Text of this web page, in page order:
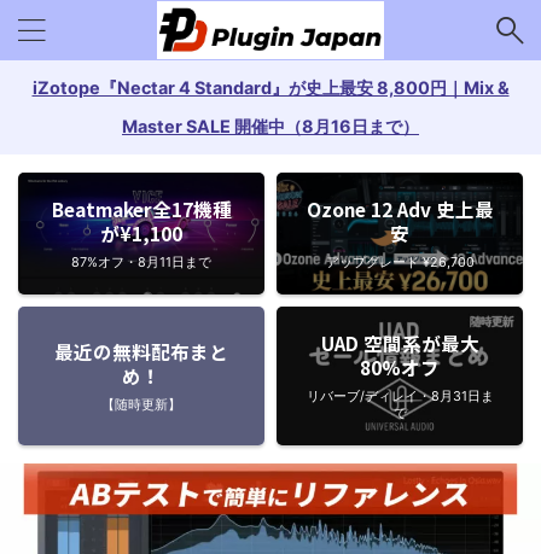
iZotope『Nectar 4 Standard』が史上最安 8,800円｜Mix &
Master SALE 開催中（8月16日まで）
Beatmaker全17機種
が¥1,100
87%オフ・8月11日まで
Ozone 12 Adv 史上最
安
アップグレード ¥26,700
最近の無料配布まと
め！
【随時更新】
UAD 空間系が最大
80%オフ
リバーブ/ディレイ・8月31日ま
で